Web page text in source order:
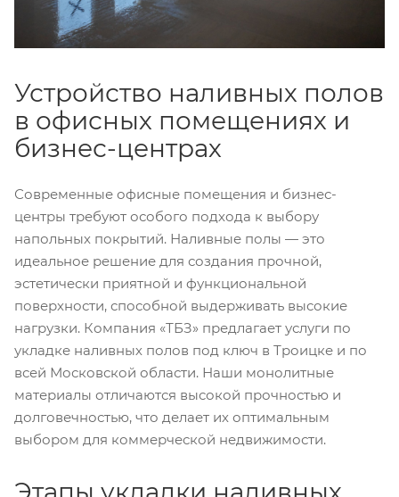
Устройство наливных полов
в офисных помещениях и
бизнес-центрах
Современные офисные помещения и бизнес-
центры требуют особого подхода к выбору
напольных покрытий. Наливные полы — это
идеальное решение для создания прочной,
эстетически приятной и функциональной
поверхности, способной выдерживать высокие
нагрузки. Компания «ТБЗ» предлагает услуги по
укладке наливных полов под ключ в Троицке и по
всей Московской области. Наши монолитные
материалы отличаются высокой прочностью и
долговечностью, что делает их оптимальным
выбором для коммерческой недвижимости.